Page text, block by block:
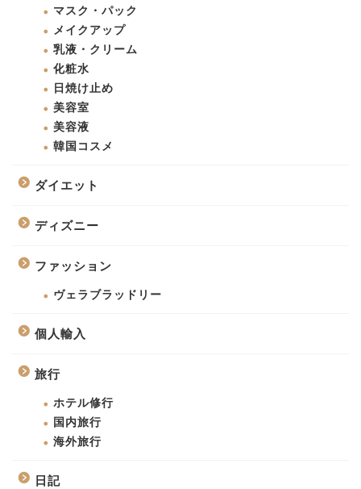
マスク・パック
メイクアップ
乳液・クリーム
化粧水
日焼け止め
美容室
美容液
韓国コスメ
ダイエット
ディズニー
ファッション
ヴェラブラッドリー
個人輸入
旅行
ホテル修行
国内旅行
海外旅行
日記